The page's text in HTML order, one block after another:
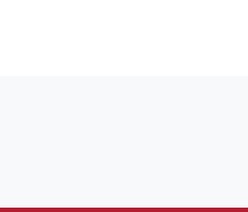
IJMUIDENAAR